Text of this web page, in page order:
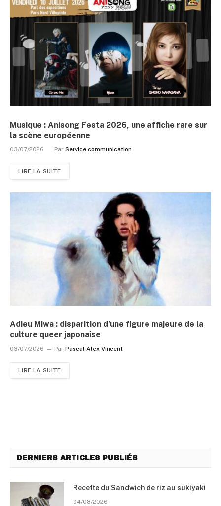
Musique : Anisong Festa 2026, une affiche rare sur
la scène européenne
03/07/2026 Par Service communication
LIRE LA SUITE
Adieu Miwa : disparition d’une figure majeure de la
culture queer japonaise
03/07/2026 Par Pascal Alex Vincent
LIRE LA SUITE
DERNIERS ARTICLES PUBLIÉS
Recette du Sandwich de riz au sukiyaki
04/08/2026